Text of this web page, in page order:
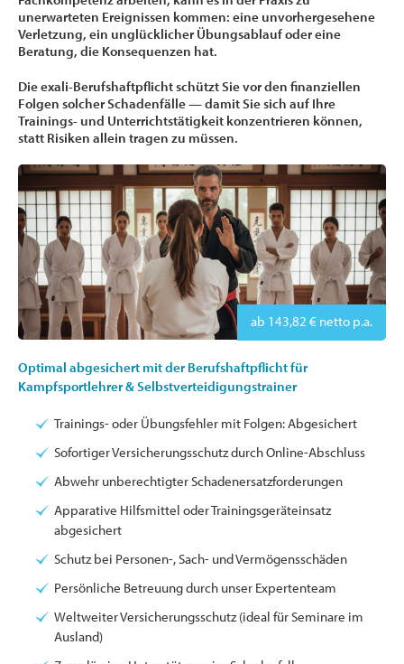
unerwarteten Ereignissen kommen: eine unvorhergesehene
Verletzung, ein unglücklicher Übungsablauf oder eine
Beratung, die Konsequenzen hat.
Die exali-Berufshaftpflicht schützt Sie vor den finanziellen
Folgen solcher Schadenfälle — damit Sie sich auf Ihre
Trainings- und Unterrichtstätigkeit konzentrieren können,
statt Risiken allein tragen zu müssen.
ab 143,82 € netto p.a.
Optimal abgesichert mit der Berufshaftpflicht für
Kampfsportlehrer & Selbstverteidigungstrainer
Trainings- oder Übungsfehler mit Folgen: Abgesichert
Sofortiger Versicherungsschutz durch Online-Abschluss
Abwehr unberechtigter Schadenersatzforderungen
Apparative Hilfsmittel oder Trainingsgeräteinsatz
abgesichert
Schutz bei Personen-, Sach- und Vermögensschäden
Persönliche Betreuung durch unser Expertenteam
Weltweiter Versicherungsschutz (ideal für Seminare im
Ausland)